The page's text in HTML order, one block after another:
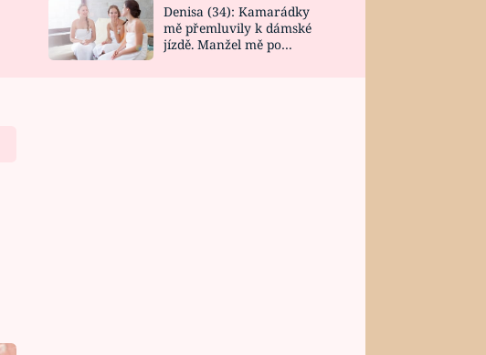
DESIGN
Denisa (34): Kamarádky
mě přemluvily k dámské
jízdě. Manžel mě po